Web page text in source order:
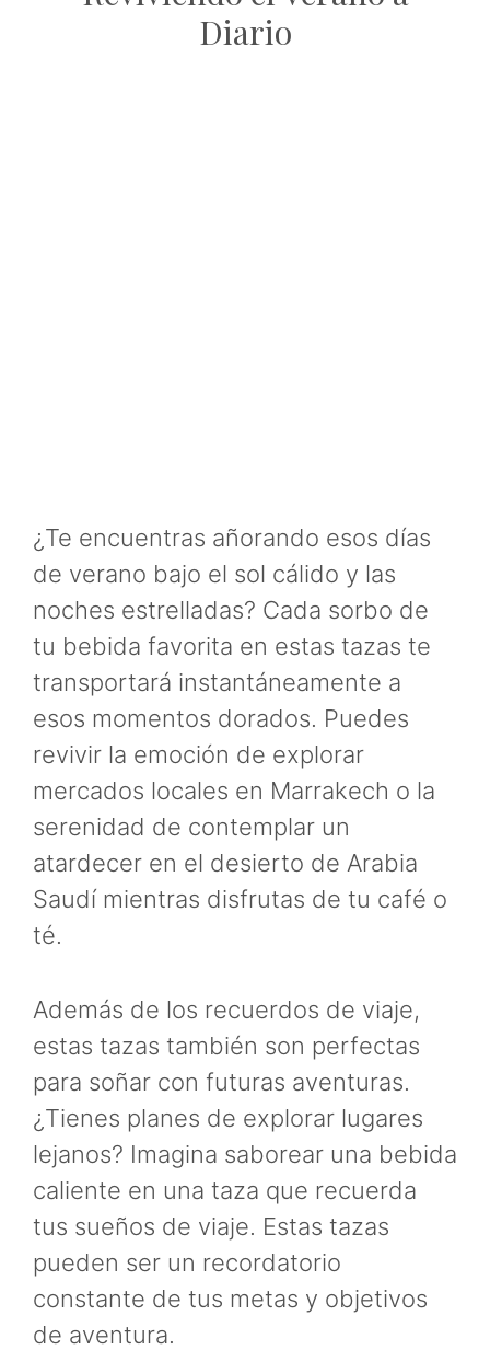
Diario
¿Te encuentras añorando esos días
de verano bajo el sol cálido y las
noches estrelladas? Cada sorbo de
tu bebida favorita en estas tazas te
transportará instantáneamente a
esos momentos dorados. Puedes
revivir la emoción de explorar
mercados locales en Marrakech o la
serenidad de contemplar un
atardecer en el desierto de Arabia
Saudí mientras disfrutas de tu café o
té.
Además de los recuerdos de viaje,
estas tazas también son perfectas
para soñar con futuras aventuras.
¿Tienes planes de explorar lugares
lejanos? Imagina saborear una bebida
caliente en una taza que recuerda
tus sueños de viaje. Estas tazas
pueden ser un recordatorio
constante de tus metas y objetivos
de aventura.